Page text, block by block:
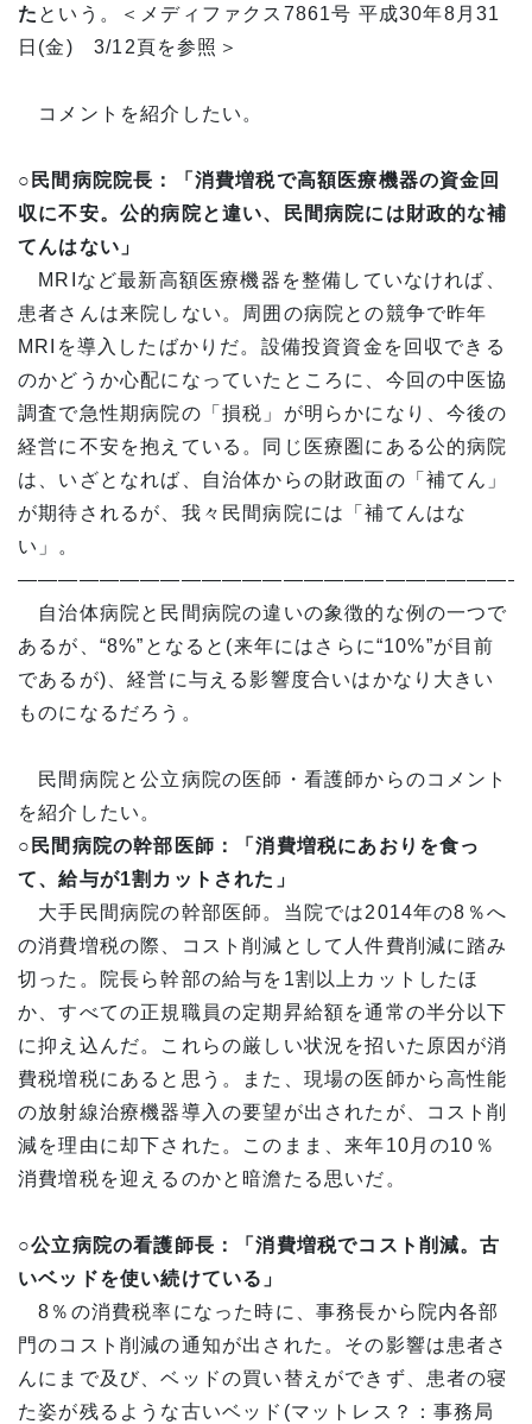
た という。＜メディファクス7861号 平成30年8月31
日(金) 3/12頁を参照＞
コメントを紹介したい。
○民間病院院長：「消費増税で高額医療機器の資金回
収に不安。公的病院と違い、民間病院には財政的な補
てんはない」
MRIなど最新高額医療機器を整備していなければ、
患者さんは来院しない。周囲の病院との競争で昨年
MRIを導入したばかりだ。設備投資資金を回収できる
のかどうか心配になっていたところに、今回の中医協
調査で急性期病院の「損税」が明らかになり、今後の
経営に不安を抱えている。同じ医療圏にある公的病院
は、いざとなれば、自治体からの財政面の「補てん」
が期待されるが、我々民間病院には「補てんはな
い」。
自治体病院と民間病院の違いの象徴的な例の一つで
あるが、“8%”となると(来年にはさらに“10%”が目前
であるが)、経営に与える影響度合いはかなり大きい
ものになるだろう。
民間病院と公立病院の医師・看護師からのコメント
を紹介したい。
○民間病院の幹部医師：「消費増税にあおりを食っ
て、給与が1割カットされた」
大手民間病院の幹部医師。当院では2014年の8％へ
の消費増税の際、コスト削減として人件費削減に踏み
切った。院長ら幹部の給与を1割以上カットしたほ
か、すべての正規職員の定期昇給額を通常の半分以下
に抑え込んだ。これらの厳しい状況を招いた原因が消
費税増税にあると思う。また、現場の医師から高性能
の放射線治療機器導入の要望が出されたが、コスト削
減を理由に却下された。このまま、来年10月の10％
消費増税を迎えるのかと暗澹たる思いだ。
○公立病院の看護師長：「消費増税でコスト削減。古
いベッドを使い続けている」
8％の消費税率になった時に、事務長から院内各部
門のコスト削減の通知が出された。その影響は患者さ
んにまで及び、ベッドの買い替えができず、患者の寝
た姿が残るような古いベッド(マットレス？：事務局